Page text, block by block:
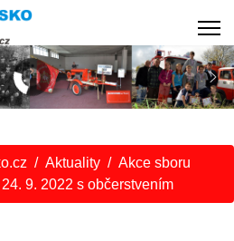
Aktuality
Akce sboru
9. 2022 s občerstvením